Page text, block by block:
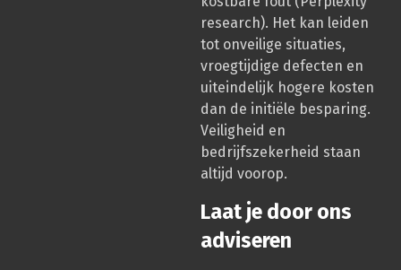
research). Het kan leiden
tot onveilige situaties,
vroegtijdige defecten en
uiteindelijk hogere kosten
dan de initiële besparing.
Veiligheid en
bedrijfszekerheid staan
altijd voorop.
Laat je door ons
adviseren